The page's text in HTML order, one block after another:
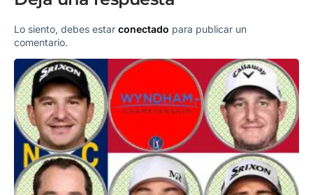
Lo siento, debes estar conectado para publicar un
comentario.